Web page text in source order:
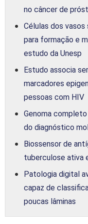
no câncer de
Células dos
para formação e
estudo da Unesp
Estudo associa
marcadores
pessoas com HIV
Genoma
do diagnóstico
Biossensor de
tuberculose ativa
Patologia digital
capaz de
poucas lâminas